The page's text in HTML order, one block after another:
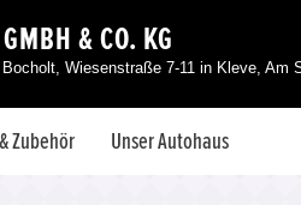
& CO. KG
Wiesenstraße 7-11 in Kleve, Am
Zubehör Unser Autohaus